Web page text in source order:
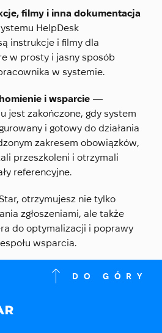
filmy i inna dokumentacja
HelpDesk
instrukcje i filmy dla
w prosty i jasny sposób
w systemie.
i wsparcie —
jest zakończone, gdy system
i gotowy do działania
zakresem obowiązków,
przeszkoleni i otrzymali
referencyjne.
otrzymujesz nie tylko
zgłoszeniami, ale także
do optymalizacji i poprawy
wsparcia.
DO GÓRY